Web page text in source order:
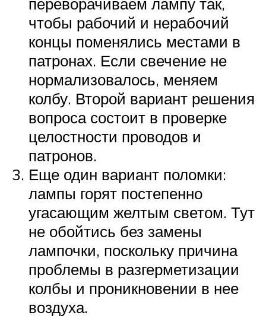
чтобы рабочий и нерабочий
концы поменялись местами в
патронах. Если свечение не
нормализовалось, меняем
колбу. Второй вариант решения
вопроса состоит в проверке
целостности проводов и
патронов.
Еще один вариант поломки:
лампы горят постепенно
угасающим желтым светом. Тут
не обойтись без замены
лампочки, поскольку причина
проблемы в разгерметизации
колбы и проникновении в нее
воздуха.